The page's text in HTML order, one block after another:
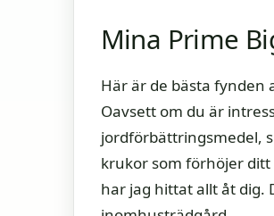
Mina Prime
Här är de bästa fynden
Oavsett om du är
jordförbättringsmedel,
krukor som förhöjer
har jag hittat allt åt dig.